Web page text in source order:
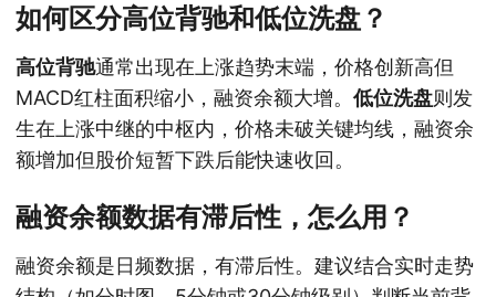
如何区分高位背驰和低位洗盘？
高位背驰通常出现在上涨趋势末端，价格创新高但
MACD红柱面积缩小，融资余额大增。 低位洗盘则发
生在上涨中继的中枢内，价格未破关键均线，融资余
额增加但股价短暂下跌后能快速收回。
融资余额数据有滞后性，怎么用？
融资余额是日频数据，有滞后性。建议结合实时走势